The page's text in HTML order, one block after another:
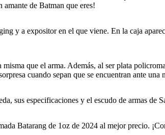
de Batman que eres!
y a expositor en el que viene. En la caja
que el arma. Además, al ser plata
cuando sepan que se encuentran ante una
sus especificaciones y el escudo de armas de
Batarang de 1oz de 2024 al mejor precio.